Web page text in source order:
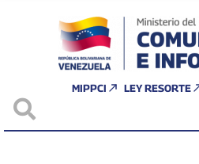
MIPPCI LEY RESORTE